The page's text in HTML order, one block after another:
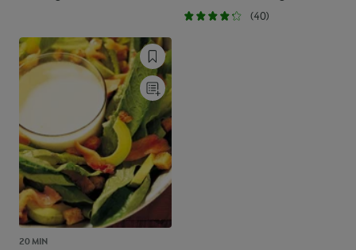
(40)
20 MIN